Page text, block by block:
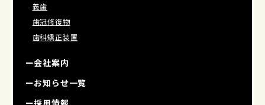
義歯
歯冠修復物
歯科矯正装置
ー会社案内
ーお知らせ一覧
ー採用情報